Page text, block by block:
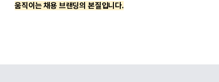
움직이는 채용 브랜딩의 본질입니다.